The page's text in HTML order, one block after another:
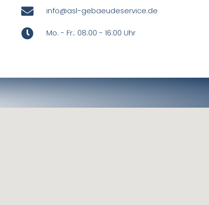
info@asl-gebaeudeservice.de
Mo. - Fr.: 08:00 - 16:00 Uhr